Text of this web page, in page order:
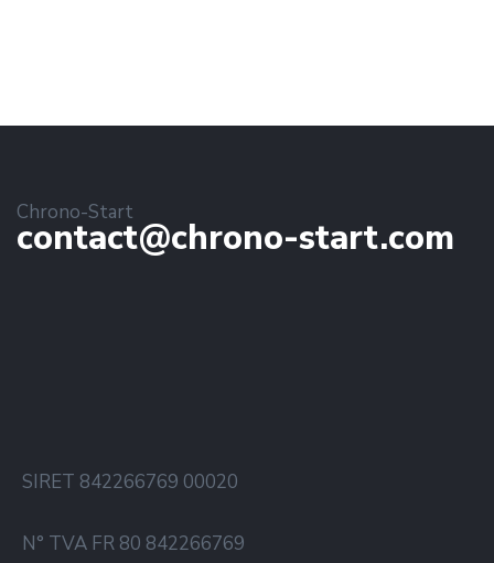
Chrono-Start
contact@chrono-start.com
SIRET 842266769 00020
N° TVA FR 80 842266769